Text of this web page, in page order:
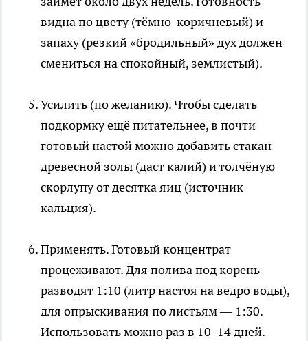
видна по цвету (тёмно-коричневый) и
запаху (резкий «бродильный» дух должен
смениться на спокойный, землистый).
Усилить (по желанию). Чтобы сделать
подкормку ещё питательнее, в почти
готовый настой можно добавить стакан
древесной золы (даст калий) и толчёную
скорлупу от десятка яиц (источник
кальция).
Применять. Готовый концентрат
процеживают. Для полива под корень
разводят 1:10 (литр настоя на ведро воды),
для опрыскивания по листьям — 1:30.
Использовать можно раз в 10–14 дней.